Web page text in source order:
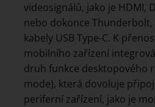
videosignálů, jako je HDMI,
nebo dokonce
kabely USB Type-C. K
mobilního zařízení
druh funkce desktopového
mode), která dovoluje
periferní zařízení, jako je